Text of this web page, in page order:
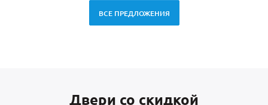
ВСЕ ПРЕДЛОЖЕНИЯ
Двери со скидкой